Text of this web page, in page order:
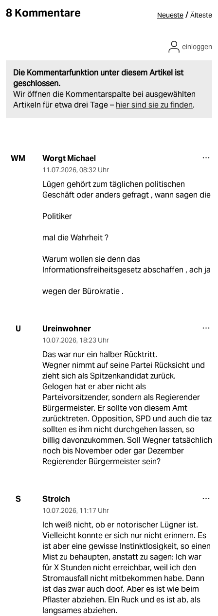
8 Kommentare Neueste / Älteste
Die Kommentarfunktion unter diesem Artikel ist
geschlossen.
Wir öffnen die Kommentarspalte bei ausgewählten
Artikeln für etwa drei Tage – hier sind sie zu finden.
einloggen
WM Worgt Michael
11.07.2026, 08:32 Uhr
Lügen gehört zum täglichen politischen
Geschäft oder anders gefragt , wann sagen die
Politiker
mal die Wahrheit ?
Warum wollen sie denn das
Informationsfreiheitsgesetz abschaffen , ach ja
wegen der Bürokratie .
U Ureinwohner
10.07.2026, 18:23 Uhr
Das war nur ein halber Rücktritt.
Wegner nimmt auf seine Partei Rücksicht und
zieht sich als Spitzenkandidat zurück.
Gelogen hat er aber nicht als
Parteivorsitzender, sondern als Regierender
Bürgermeister. Er sollte von diesem Amt
zurücktreten. Opposition, SPD und auch die taz
sollten es ihm nicht durchgehen lassen, so
billig davonzukommen. Soll Wegner tatsächlich
noch bis November oder gar Dezember
Regierender Bürgermeister sein?
S Strolch
10.07.2026, 11:17 Uhr
Ich weiß nicht, ob er notorischer Lügner ist.
Vielleicht konnte er sich nur nicht erinnern. Es
ist aber eine gewisse Instinktlosigkeit, so einen
Mist zu behaupten, anstatt zu sagen: Ich war
für X Stunden nicht erreichbar, weil ich den
Stromausfall nicht mitbekommen habe. Dann
ist das zwar auch doof. Aber es ist wie beim
Pflaster abziehen. EIn Ruck und es ist ab, als
langsames abziehen.